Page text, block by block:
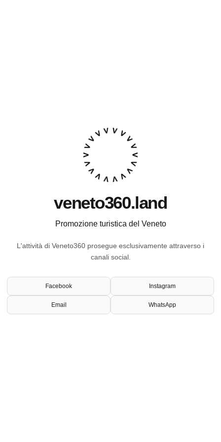
veneto360.land
Promozione turistica del Veneto
L'attività di Veneto360 prosegue esclusivamente attraverso i
canali social.
Facebook Instagram
Email WhatsApp